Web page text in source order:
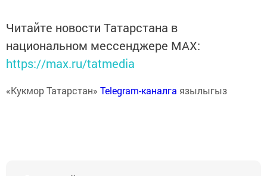
Читайте новости Татарстана в
национальном мессенджере MАХ:
https://max.ru/tatmedia
«Кукмор Татарстан» Telegram-каналга язылыгыз